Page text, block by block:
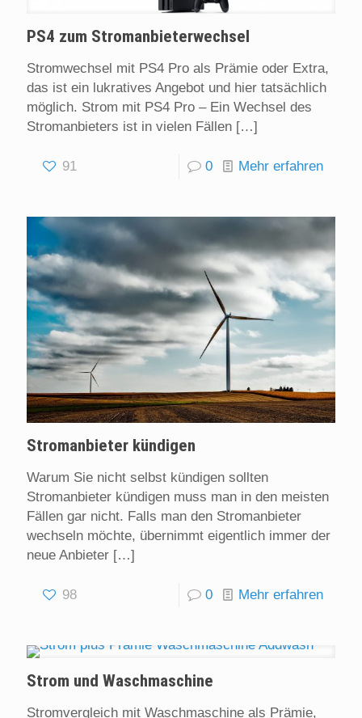
PS4 zum Stromanbieterwechsel
Stromwechsel mit PS4 Pro als Prämie oder Extra,
das ist ein lukratives Angebot und hier tatsächlich
möglich. Strom mit PS4 Pro – Ein Wechsel des
Stromanbieters ist in vielen Fällen […]
91 0 Mehr erfahren
Stromanbieter kündigen
Warum Sie nicht selbst kündigen sollten
Stromanbieter kündigen muss man in den meisten
Fällen gar nicht. Falls man den Stromanbieter
wechseln möchte, übernimmt eigentlich immer der
neue Anbieter […]
98 0 Mehr erfahren
Strom und Waschmaschine
Stromvergleich mit Waschmaschine als Prämie,